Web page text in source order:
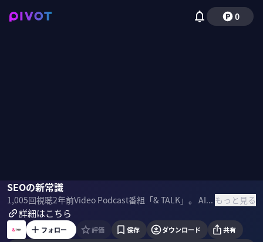
0
SEOの新常識
1,005回視聴2年前 Video Podcast番組「& TALK」。 AI活用やオウンドメディアの活況により、影響力を増すコンテンツマーケティング。AIが編集長になる時代のSEOについて、藤井慎二郎氏が解説。 【SPONSORED】 ＜ゲスト＞ 藤井 慎二郎（ふじい しんじろう）/ オロパス代表 ＜目次＞ もっと見る
藤井慎二郎
詳細はこちら
フォロー 評価 保存 ダウンロード 共有